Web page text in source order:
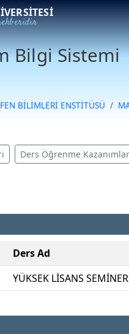
Bilgi Sistemi
FEN BİLİMLERİ ENSTİTÜSÜ
Ders Öğrenme
Ders Ad
YÜKSEK LİSANS